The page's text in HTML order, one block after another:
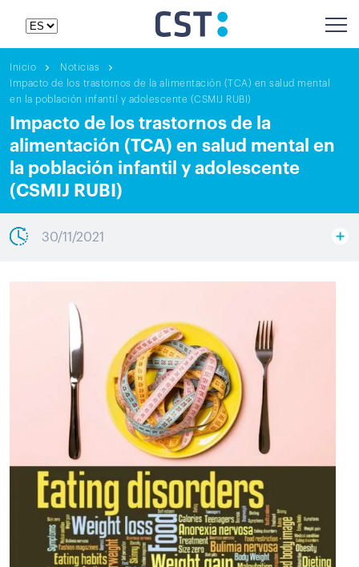
Inicio
Noticias
Impacto de los trastornos de la alimentación (TCA) en salud mental
en la población infantil y adolescente (CSMIJ RUBI)
Impacto de los trastornos de la
alimentación (TCA) en salud mental en
la población infantil y adolescente
(CSMIJ RUBI)
30/11/2021